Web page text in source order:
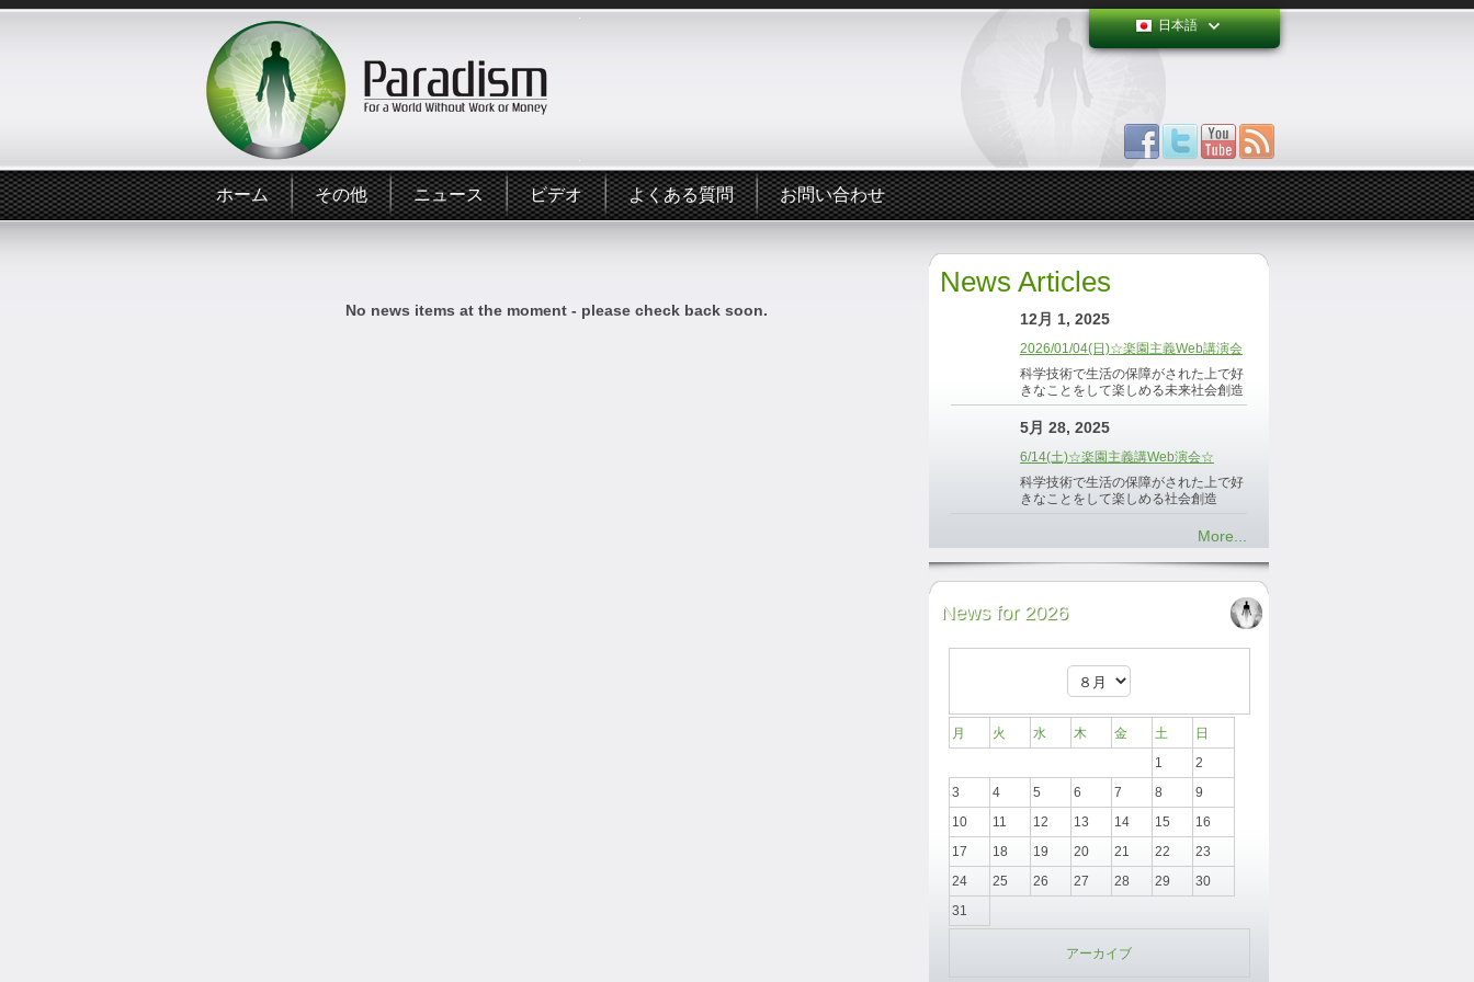
日本語
ホーム その他 ニュース ビデオ よくある質問 お問い合わせ
No news items at the moment - please check back soon.
News Articles
12月 1, 2025
2026/01/04(日)☆楽園主義Web講演会
科学技術で生活の保障がされた上で好
きなことをして楽しめる未来社会創造
5月 28, 2025
6/14(土)☆楽園主義講Web演会☆
科学技術で生活の保障がされた上で好
きなことをして楽しめる社会創造
More...
News for 2026
月 火 水 木 金 土
日
1
2
3
4 5 6 7 8
9
10
11 12 13 14 15
16
17
18 19 20 21 22
23
24
25 26 27 28 29
30
31
アーカイブ